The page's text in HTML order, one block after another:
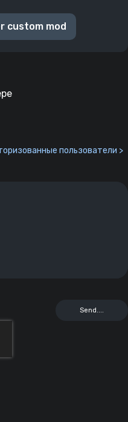
custom mod
пользователи >